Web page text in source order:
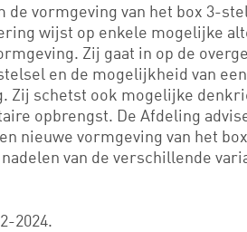
de vormgeving van het box 3-
wijst op enkele mogelijke
Zij gaat in op de
en de mogelijkheid van een
Zij schetst ook mogelijke
opbrengst. De Afdeling
nieuwe vormgeving van het
van de verschillende
2024.